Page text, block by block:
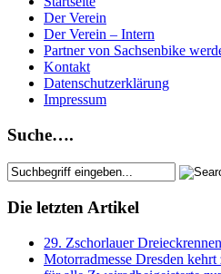
Der Verein
Der Verein – Intern
Partner von Sachsenbike
Kontakt
Datenschutzerklärung
Impressum
Suche….
Die letzten Artikel
29. Zschorlauer Dreieckrennen
Motorradmesse Dresden